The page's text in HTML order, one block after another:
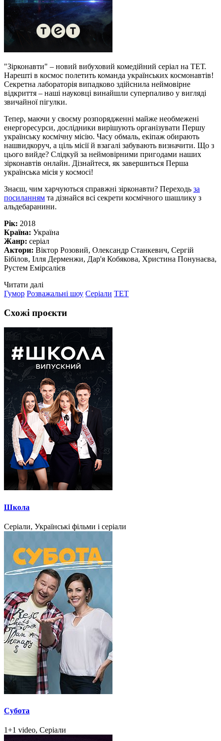
"Зірконавти" – новий вибуховий комедійний серіал на ТЕТ.
Нарешті в космос полетить команда українських космонавтів!
Секретна лабораторія випадково здійснила неймовірне
відкриття – наші науковці винайшли суперпаливо у вигляді
звичайної пігулки.
Тепер, маючи у своєму розпорядженні майже необмежені
енергоресурси, дослідники вирішують організувати Першу
українську космічну місію. Часу обмаль, екіпаж обирають
нашвидкоруч, а ціль місії й взагалі забувають визначити. Що з
цього вийде? Слідкуй за неймовірними пригодами наших
зірконавтів онлайн. Дізнайтеся, як завершиться Перша
українська місія у космосі!
Знаєш, чим харчуються справжні зірконавти? Переходь за
посиланням та дізнайся всі секрети космічного шашлику з
альдебаранини.
Рік: 2018
Країна: Україна
Жанр: серіал
Актори: Віктор Розовий, Олександр Станкевич, Сергій
Бібілов, Ілля Дерменжи, Дар'я Кобякова, Христина Понунаєва,
Рустем Емірсалієв
Читати далі
Гумор Розважальні шоу Серіали ТЕТ
Схожі проєкти
Школа
Серіали, Українські фільми і серіали
Субота
1+1 video, Серіали